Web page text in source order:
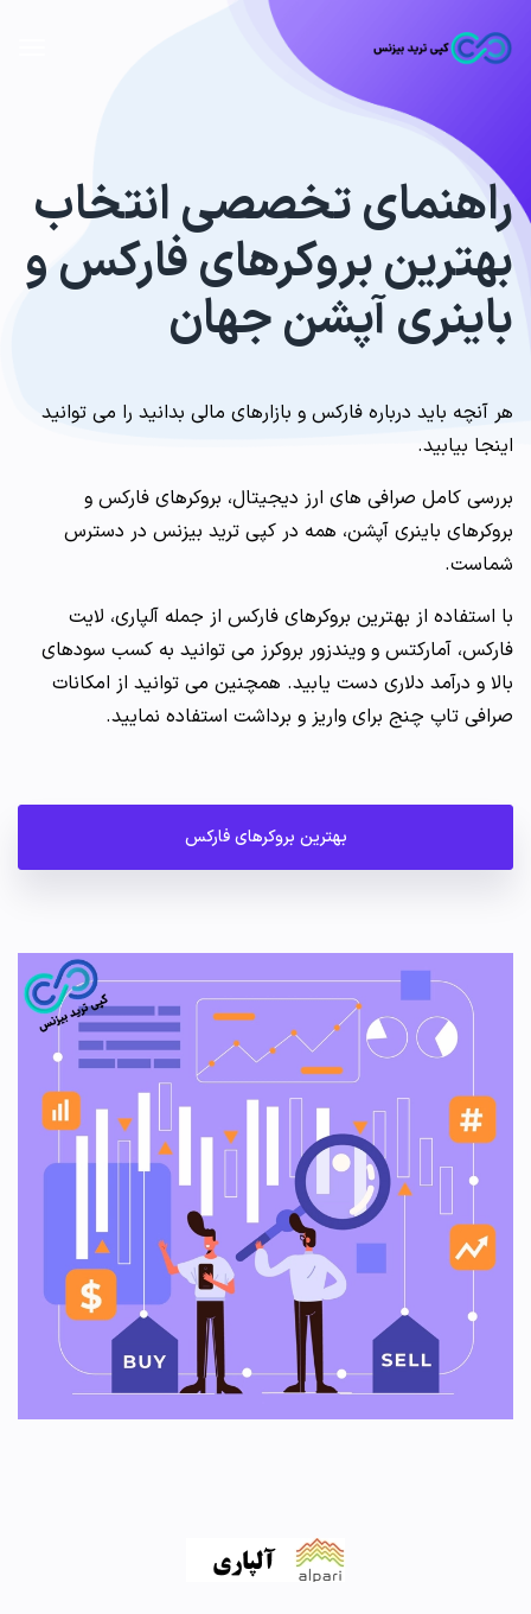
راهنمای تخصصی انتخاب
بهترین بروکرهای فارکس و
باینری آپشن جهان
هر آنچه باید درباره فارکس و بازارهای مالی بدانید را می توانید
اینجا بیابید.
بررسی کامل صرافی های ارز دیجیتال، بروکرهای فارکس و
بروکرهای باینری آپشن، همه در کپی ترید بیزنس در دسترس
شماست.
با استفاده از بهترین بروکرهای فارکس از جمله آلپاری، لایت
فارکس، آمارکتس و ویندزور بروکرز می توانید به کسب سودهای
بالا و درآمد دلاری دست یابید. همچنین می توانید از امکانات
صرافی تاپ چنج برای واریز و برداشت استفاده نمایید.
بهترین بروکرهای فارکس